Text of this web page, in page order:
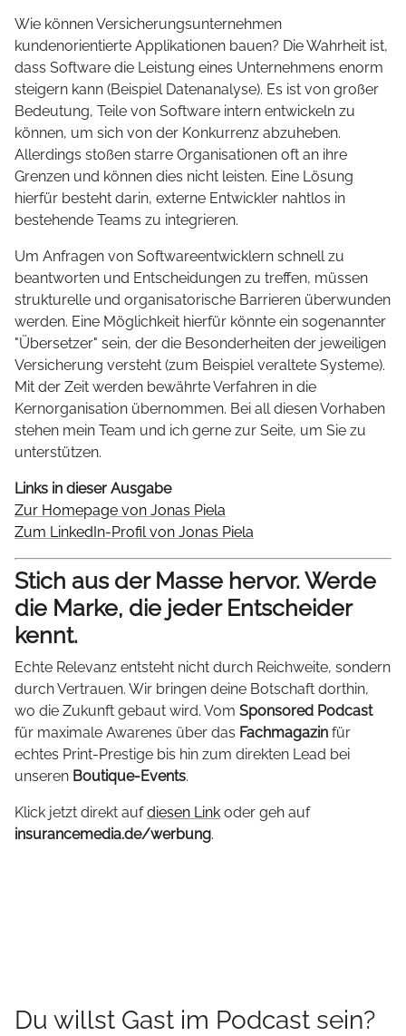
Wie können Versicherungsunternehmen
kundenorientierte Applikationen bauen? Die Wahrheit ist,
dass Software die Leistung eines Unternehmens enorm
steigern kann (Beispiel Datenanalyse). Es ist von großer
Bedeutung, Teile von Software intern entwickeln zu
können, um sich von der Konkurrenz abzuheben.
Allerdings stoßen starre Organisationen oft an ihre
Grenzen und können dies nicht leisten. Eine Lösung
hierfür besteht darin, externe Entwickler nahtlos in
bestehende Teams zu integrieren.
Um Anfragen von Softwareentwicklern schnell zu
beantworten und Entscheidungen zu treffen, müssen
strukturelle und organisatorische Barrieren überwunden
werden. Eine Möglichkeit hierfür könnte ein sogenannter
"Übersetzer" sein, der die Besonderheiten der jeweiligen
Versicherung versteht (zum Beispiel veraltete Systeme).
Mit der Zeit werden bewährte Verfahren in die
Kernorganisation übernommen. Bei all diesen Vorhaben
stehen mein Team und ich gerne zur Seite, um Sie zu
unterstützen.
Links in dieser Ausgabe
Zur Homepage von Jonas Piela
Zum LinkedIn-Profil von Jonas Piela
Stich aus der Masse hervor. Werde
die Marke, die jeder Entscheider
kennt.
Echte Relevanz entsteht nicht durch Reichweite, sondern
durch Vertrauen. Wir bringen deine Botschaft dorthin,
wo die Zukunft gebaut wird. Vom Sponsored Podcast
für maximale Awarenes über das Fachmagazin für
echtes Print-Prestige bis hin zum direkten Lead bei
unseren Boutique-Events.
Klick jetzt direkt aufdiesen Link oder geh auf
insurancemedia.de/werbung.
Du willst Gast im Podcast sein?